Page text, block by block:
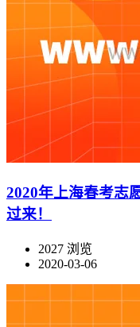
2020年上海春考志
过来！
2027 浏览
2020-03-06